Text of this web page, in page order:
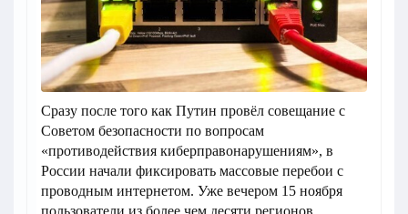
Сразу после того как Путин провёл совещание с
Советом безопасности по вопросам
«противодействия киберправонарушениям», в
России начали фиксировать массовые перебои с
проводным интернетом. Уже вечером 15 ноября
пользователи из более чем десяти регионов